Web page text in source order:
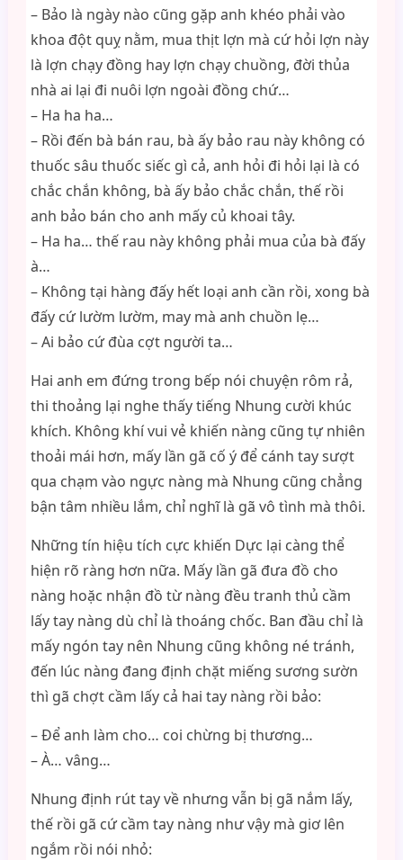
– Bảo là ngày nào cũng gặp anh khéo phải vào
khoa đột quỵ nằm, mua thịt lợn mà cứ hỏi lợn này
là lợn chạy đồng hay lợn chạy chuồng, đời thủa
nhà ai lại đi nuôi lợn ngoài đồng chứ…
– Ha ha ha…
– Rồi đến bà bán rau, bà ấy bảo rau này không có
thuốc sâu thuốc siếc gì cả, anh hỏi đi hỏi lại là có
chắc chắn không, bà ấy bảo chắc chắn, thế rồi
anh bảo bán cho anh mấy củ khoai tây.
– Ha ha… thế rau này không phải mua của bà đấy
à…
– Không tại hàng đấy hết loại anh cần rồi, xong bà
đấy cứ lườm lườm, may mà anh chuồn lẹ…
– Ai bảo cứ đùa cợt người ta…
Hai anh em đứng trong bếp nói chuyện rôm rả,
thi thoảng lại nghe thấy tiếng Nhung cười khúc
khích. Không khí vui vẻ khiến nàng cũng tự nhiên
thoải mái hơn, mấy lần gã cố ý để cánh tay sượt
qua chạm vào ngực nàng mà Nhung cũng chẳng
bận tâm nhiều lắm, chỉ nghĩ là gã vô tình mà thôi.
Những tín hiệu tích cực khiến Dực lại càng thể
hiện rõ ràng hơn nữa. Mấy lần gã đưa đồ cho
nàng hoặc nhận đồ từ nàng đều tranh thủ cầm
lấy tay nàng dù chỉ là thoáng chốc. Ban đầu chỉ là
mấy ngón tay nên Nhung cũng không né tránh,
đến lúc nàng đang định chặt miếng sương sườn
thì gã chợt cầm lấy cả hai tay nàng rồi bảo:
– Để anh làm cho… coi chừng bị thương…
– À… vâng…
Nhung định rút tay về nhưng vẫn bị gã nắm lấy,
thế rồi gã cứ cầm tay nàng như vậy mà giơ lên
ngắm rồi nói nhỏ: